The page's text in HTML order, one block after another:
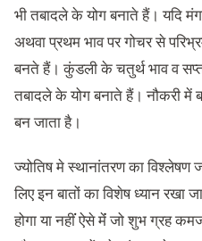
भी तबादले के योग बनाते हैं। यदि
अथवा प्रथम भाव पर गोचर से
बनते हैं। कुंडली के चतुर्थ भाव व
तबादले के योग बनाते हैं। नौकरी में
बन जाता है।
ज्योतिष मे स्थानांतरण का
लिए इन बातों का विशेष ध्यान
होगा या नहींं ऐसे मेंं जो शुभ ग्रह